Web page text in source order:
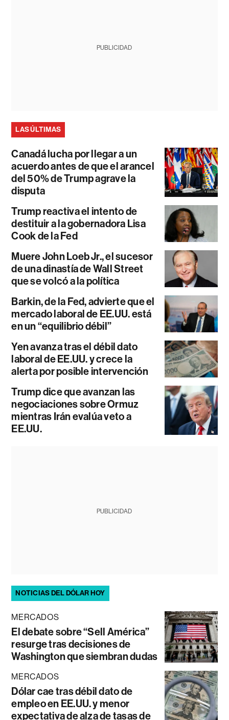
PUBLICIDAD
LAS ÚLTIMAS
Canadá lucha por llegar a un
acuerdo antes de que el arancel
del 50% de Trump agrave la
disputa
Trump reactiva el intento de
destituir a la gobernadora Lisa
Cook de la Fed
Muere John Loeb Jr., el sucesor
de una dinastía de Wall Street
que se volcó a la política
Barkin, de la Fed, advierte que el
mercado laboral de EE.UU. está
en un “equilibrio débil”
Yen avanza tras el débil dato
laboral de EE.UU. y crece la
alerta por posible intervención
Trump dice que avanzan las
negociaciones sobre Ormuz
mientras Irán evalúa veto a
EE.UU.
PUBLICIDAD
NOTICIAS DEL DÓLAR HOY
MERCADOS
El debate sobre “Sell América”
resurge tras decisiones de
Washington que siembran dudas
MERCADOS
Dólar cae tras débil dato de
empleo en EE.UU. y menor
expectativa de alza de tasas de